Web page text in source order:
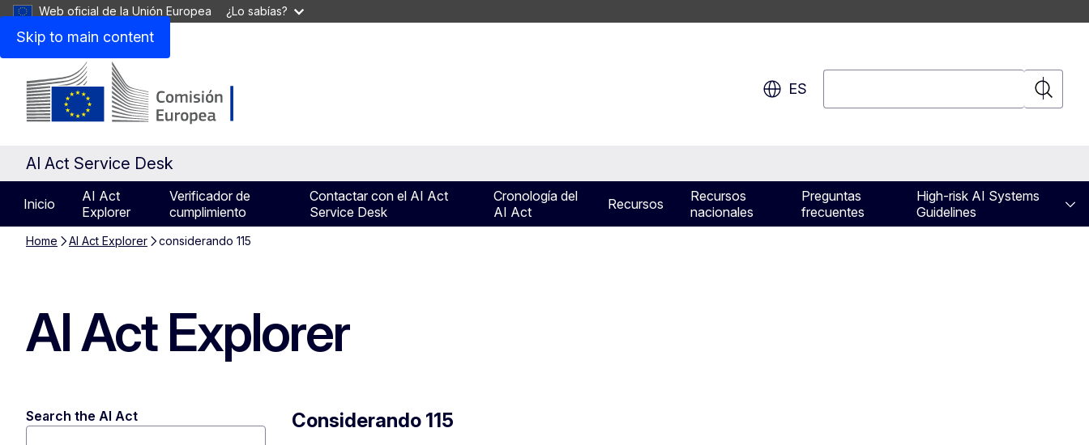
Skip to main content
Web oficial de la Unión Europea ¿Lo sabías?
ES
Buscar
AI Act Service Desk
Inicio
AI Act
Explorer
Verificador de
cumplimiento
Contactar con el AI Act
Service Desk
Cronología del
AI Act
Recursos
Recursos
nacionales
Preguntas
frecuentes
High-risk AI Systems
Guidelines
Home AI Act Explorer considerando 115
AI Act Explorer
Search the AI Act considerando 115